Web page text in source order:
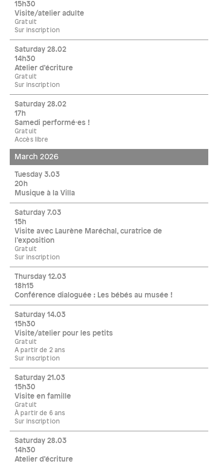
15h30
Visite/atelier adulte
Gratuit
Sur inscription
Saturday 28.02
14h30
Atelier d’écriture
Gratuit
Sur inscription
Saturday 28.02
17h
Samedi performé·es !
Gratuit
Accès libre
March 2026
Tuesday 3.03
20h
Musique à la Villa
Saturday 7.03
15h
Visite avec Laurène Maréchal, curatrice de
l’exposition
Gratuit
Sur inscription
Thursday 12.03
18h15
Conférence dialoguée : Les bébés au musée !
Saturday 14.03
15h30
Visite/atelier pour les petits
Gratuit
A partir de 2 ans
Sur inscription
Saturday 21.03
15h30
Visite en famille
Gratuit
À partir de 6 ans
Sur inscription
Saturday 28.03
14h30
Atelier d’écriture